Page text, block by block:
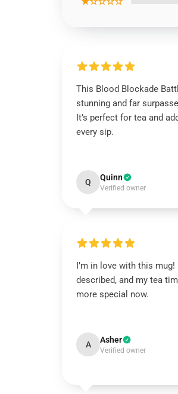
This Blood Blockade
stunning and far
It’s perfect for tea and
every sip.
Q Quinn
Verified owner
I’m in love with this mug!
described, and my tea
more special now.
A Asher
Verified owner